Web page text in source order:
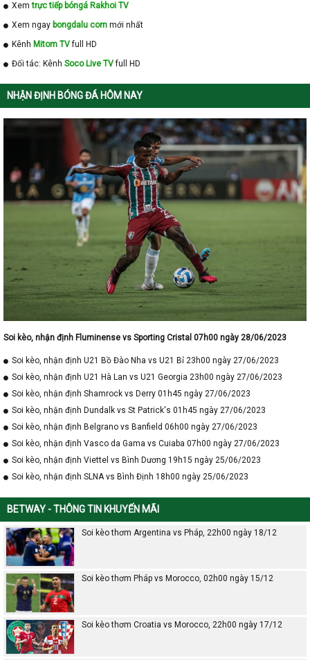
Xemtrực tiếp bóngá Rakhoi TV
Xem ngay bongdalu com mới nhất
Kênh Mitom TVfull HD
Đối tác: Kênh Soco Live TVfull HD
NHẬN ĐỊNH BÓNG ĐÁ HÔM NAY
Soi kèo, nhận định Fluminense vs Sporting Cristal 07h00 ngày 28/06/2023
Soi kèo, nhận định U21 Bồ Đào Nha vs U21 Bỉ 23h00 ngày 27/06/2023
Soi kèo, nhận định U21 Hà Lan vs U21 Georgia 23h00 ngày 27/06/2023
Soi kèo, nhận định Shamrock vs Derry 01h45 ngày 27/06/2023
Soi kèo, nhận định Dundalk vs St Patrick's 01h45 ngày 27/06/2023
Soi kèo, nhận định Belgrano vs Banfield 06h00 ngày 27/06/2023
Soi kèo, nhận định Vasco da Gama vs Cuiaba 07h00 ngày 27/06/2023
Soi kèo, nhận định Viettel vs Bình Dương 19h15 ngày 25/06/2023
Soi kèo, nhận định SLNA vs Bình Định 18h00 ngày 25/06/2023
BETWAY - THÔNG TIN KHUYẾN MÃI
Soi kèo thơm Argentina vs Pháp, 22h00 ngày 18/12
Soi kèo thơm Pháp vs Morocco, 02h00 ngày 15/12
Soi kèo thơm Croatia vs Morocco, 22h00 ngày 17/12